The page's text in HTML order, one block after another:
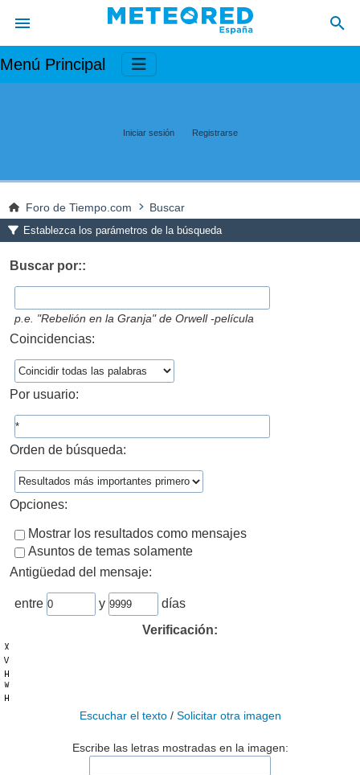
Menú Principal
Iniciar sesión Registrarse
Foro de Tiempo.com Buscar
Establezca los parámetros de la búsqueda
Buscar por::
p.e. "Rebelión en la Granja" de Orwell -película
Coincidencias:
Por usuario:
Orden de búsqueda:
Opciones:
Mostrar los resultados como mensajes
Asuntos de temas solamente
Antigüedad del mensaje:
entre y
días
Verificación:
Escuchar el texto/ Solicitar otra imagen
Escribe las letras mostradas en la imagen: